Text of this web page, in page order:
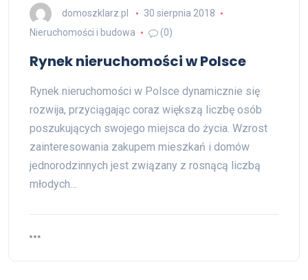
domoszklarz.pl
30 sierpnia 2018
Nieruchomości i budowa
(0)
Rynek nieruchomości w Polsce
Rynek nieruchomości w Polsce dynamicznie się
rozwija, przyciągając coraz większą liczbę osób
poszukujących swojego miejsca do życia. Wzrost
zainteresowania zakupem mieszkań i domów
jednorodzinnych jest związany z rosnącą liczbą
młodych…